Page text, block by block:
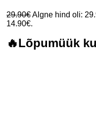
29.90€Algne hind oli:
14.90€.
🔥Lõpumüük